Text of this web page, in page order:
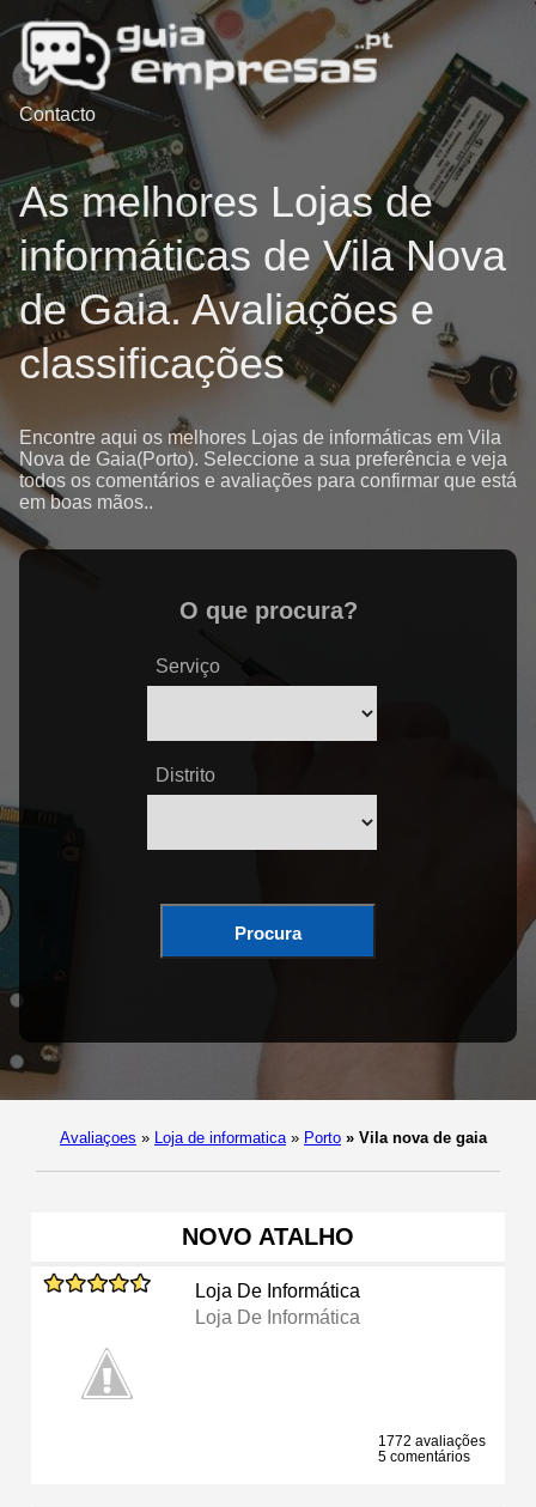
Contacto
As melhores Lojas de
informáticas de Vila Nova
de Gaia. Avaliações e
classificações
Encontre aqui os melhores Lojas de informáticas em Vila
Nova de Gaia(Porto). Seleccione a sua preferência e veja
todos os comentários e avaliações para confirmar que está
em boas mãos..
O que procura?
Serviço
Distrito
Procura
Avaliaçoes » Loja de informatica » Porto » Vila nova de gaia
NOVO ATALHO
Loja De Informática
Loja De Informática
1772 avaliações
5 comentários